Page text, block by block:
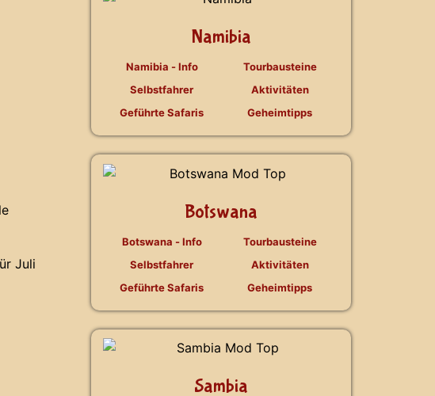
Juli
Namibia
Namibia - Info
Selbstfahrer
Geführte Safaris
Tourbausteine
Aktivitäten
Geheimtipps
Botswana
Botswana - Info
Selbstfahrer
Geführte Safaris
Tourbausteine
Aktivitäten
Geheimtipps
Sambia